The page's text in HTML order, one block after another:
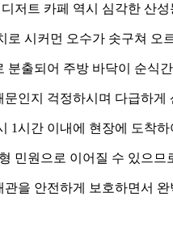
저트 카페 역시 심각한 산
시커먼 오수가 솟구쳐 오
출되어 주방 바닥이 순식
인지 걱정하시며 다급하
1시간 이내에 현장에 도착
민원으로 이어질 수 있으므
을 안전하게 보호하면서